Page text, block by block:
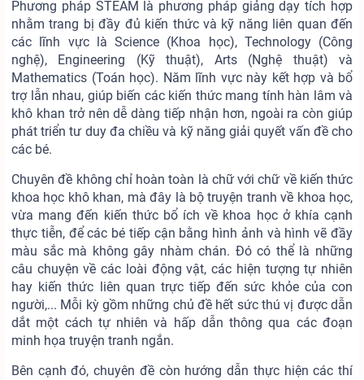
Phương pháp STEAM là phương pháp giảng dạy tích hợp
nhằm trang bị đầy đủ kiến thức và kỹ năng liên quan đến
các lĩnh vực là Science (Khoa học), Technology (Công
nghệ), Engineering (Kỹ thuật), Arts (Nghệ thuật) và
Mathematics (Toán học). Năm lĩnh vực này kết hợp và bổ
trợ lẫn nhau, giúp biến các kiến thức mang tính hàn lâm và
khô khan trở nên dễ dàng tiếp nhận hơn, ngoài ra còn giúp
phát triển tư duy đa chiều và kỹ năng giải quyết vấn đề cho
các bé.
Chuyên đề không chỉ hoàn toàn là chữ với chữ về kiến thức
khoa học khô khan, mà đây là bộ truyện tranh về khoa học,
vừa mang đến kiến thức bổ ích về khoa học ở khía cạnh
thực tiễn, để các bé tiếp cận bằng hình ảnh và hình vẽ đầy
màu sắc mà không gây nhàm chán. Đó có thể là những
câu chuyện về các loài động vật, các hiện tượng tự nhiên
hay kiến thức liên quan trực tiếp đến sức khỏe của con
người,... Mỗi kỳ gồm những chủ đề hết sức thú vị được dẫn
dắt một cách tự nhiên và hấp dẫn thông qua các đoạn
minh họa truyện tranh ngắn.
Bên cạnh đó, chuyên đề còn hướng dẫn thực hiện các thí